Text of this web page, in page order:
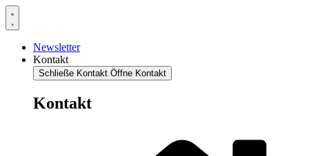
Newsletter
Kontakt
Schließe Kontakt Öffne Kontakt
Kontakt